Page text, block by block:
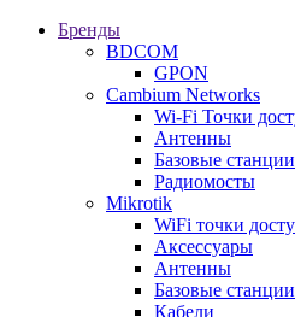
Бренды
BDCOM
GPON
Cambium Networks
Wi-Fi Точки
Антенны
Базовые станции
Радиомосты
Mikrotik
WiFi точки
Аксессуары
Антенны
Базовые станции
Кабели